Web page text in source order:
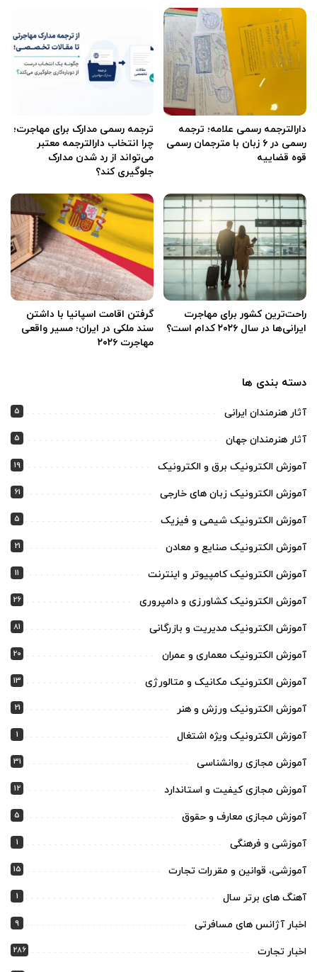
دارالترجمه رسمی علامه؛ ترجمه
رسمی در ۶ زبان با مترجمان رسمی
قوه قضاییه
ترجمه رسمی مدارک برای مهاجرت؛
چرا انتخاب دارالترجمه معتبر
می‌تواند از رد شدن مدارک
جلوگیری کند؟
راحت‌ترین کشور برای مهاجرت
ایرانی‌ها در سال ۲۰۲۶ کدام است؟
گرفتن اقامت اسپانیا با داشتن
سند ملکی در ایران؛ مسیر واقعی
مهاجرت ۲۰۲۶
دسته بندی ها
آثار هنرمندان ایرانی 5
آثار هنرمندان جهان 5
آموزش الکترونیک برق و الکترونیک 19
آموزش الکترونیک زبان های خارجی 61
آموزش الکترونیک شیمی و فیزیک 5
آموزش الکترونیک صنایع و معادن 21
آموزش الکترونیک کامپیوتر و اینترنت 11
آموزش الکترونیک کشاورزی و دامپروری 26
آموزش الکترونیک مدیریت و بازرگانی 81
آموزش الکترونیک معماری و عمران 20
آموزش الکترونیک مکانیک و متالورژی 13
آموزش الکترونیک ورزش و هنر 21
آموزش الکترونیک ویژه اشتغال 1
آموزش مجازی روانشناسی 31
آموزش مجازی کیفیت و استاندارد 12
آموزش مجازی معارف و حقوق 5
آموزشی و فرهنگی 1
آموزشی، قوانین و مقررات تجارت 15
آهنگ های برتر سال 1
اخبار آژانس های مسافرتی 9
اخبار تجارت 286